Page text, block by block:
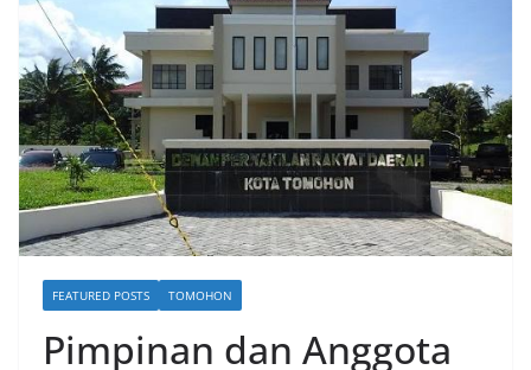
FEATURED POSTS TOMOHON
Pimpinan dan Anggota